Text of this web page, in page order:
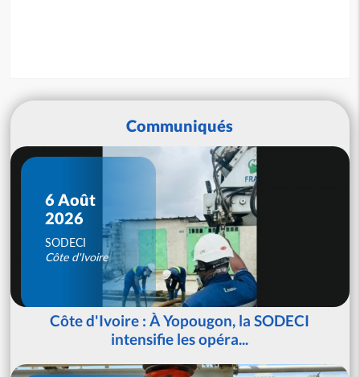
Communiqués
6 Août
2026
SODECI
Côte d'Ivoire
Côte d'Ivoire : À Yopougon, la SODECI
intensifie les opéra...